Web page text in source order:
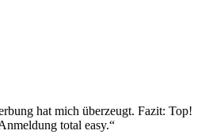
hat mich überzeugt. Fazit: Top!
total easy.“